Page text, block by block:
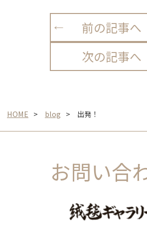
前の記事へ
次の記事へ
HOME blog 出発！
お問い合